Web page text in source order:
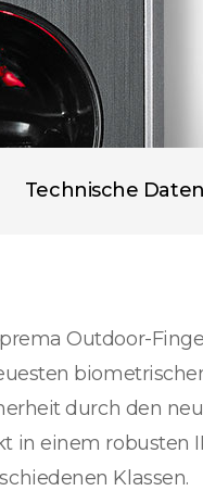
Technische Daten
Outdoor-
durch den
in einem
Klassen.